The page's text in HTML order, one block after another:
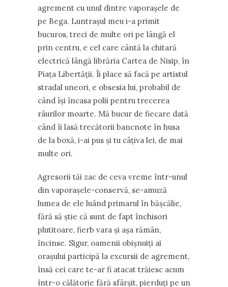
agrement cu unul dintre vaporașele de
pe Bega. Luntrașul meu i-a primit
bucuros, treci de multe ori pe lângă el
prin centru, e cel care cântă la chitară
electrică lângă librăria Cartea de Nisip, în
Piața Libertății. Îi place să facă pe artistul
stradal uneori, e obsesia lui, probabil de
când își încasa polii pentru trecerea
râurilor moarte. Mă bucur de fiecare dată
când îi lasă trecătorii bancnote în husa
de la boxă, i-ai pus și tu câţiva lei, de mai
multe ori.
Agresorii tăi zac de ceva vreme într-unul
din vaporașele-conservă, se-amuză
lumea de ele luând primarul în bășcălie,
fără să știe că sunt de fapt închisori
plutitoare, fierb vara și așa rămân,
încinse. Sigur, oamenii obișnuiți ai
orașului participă la excursii de agrement,
însă cei care te-ar fi atacat trăiesc acum
într-o călătorie fără sfârșit, pierduți pe un